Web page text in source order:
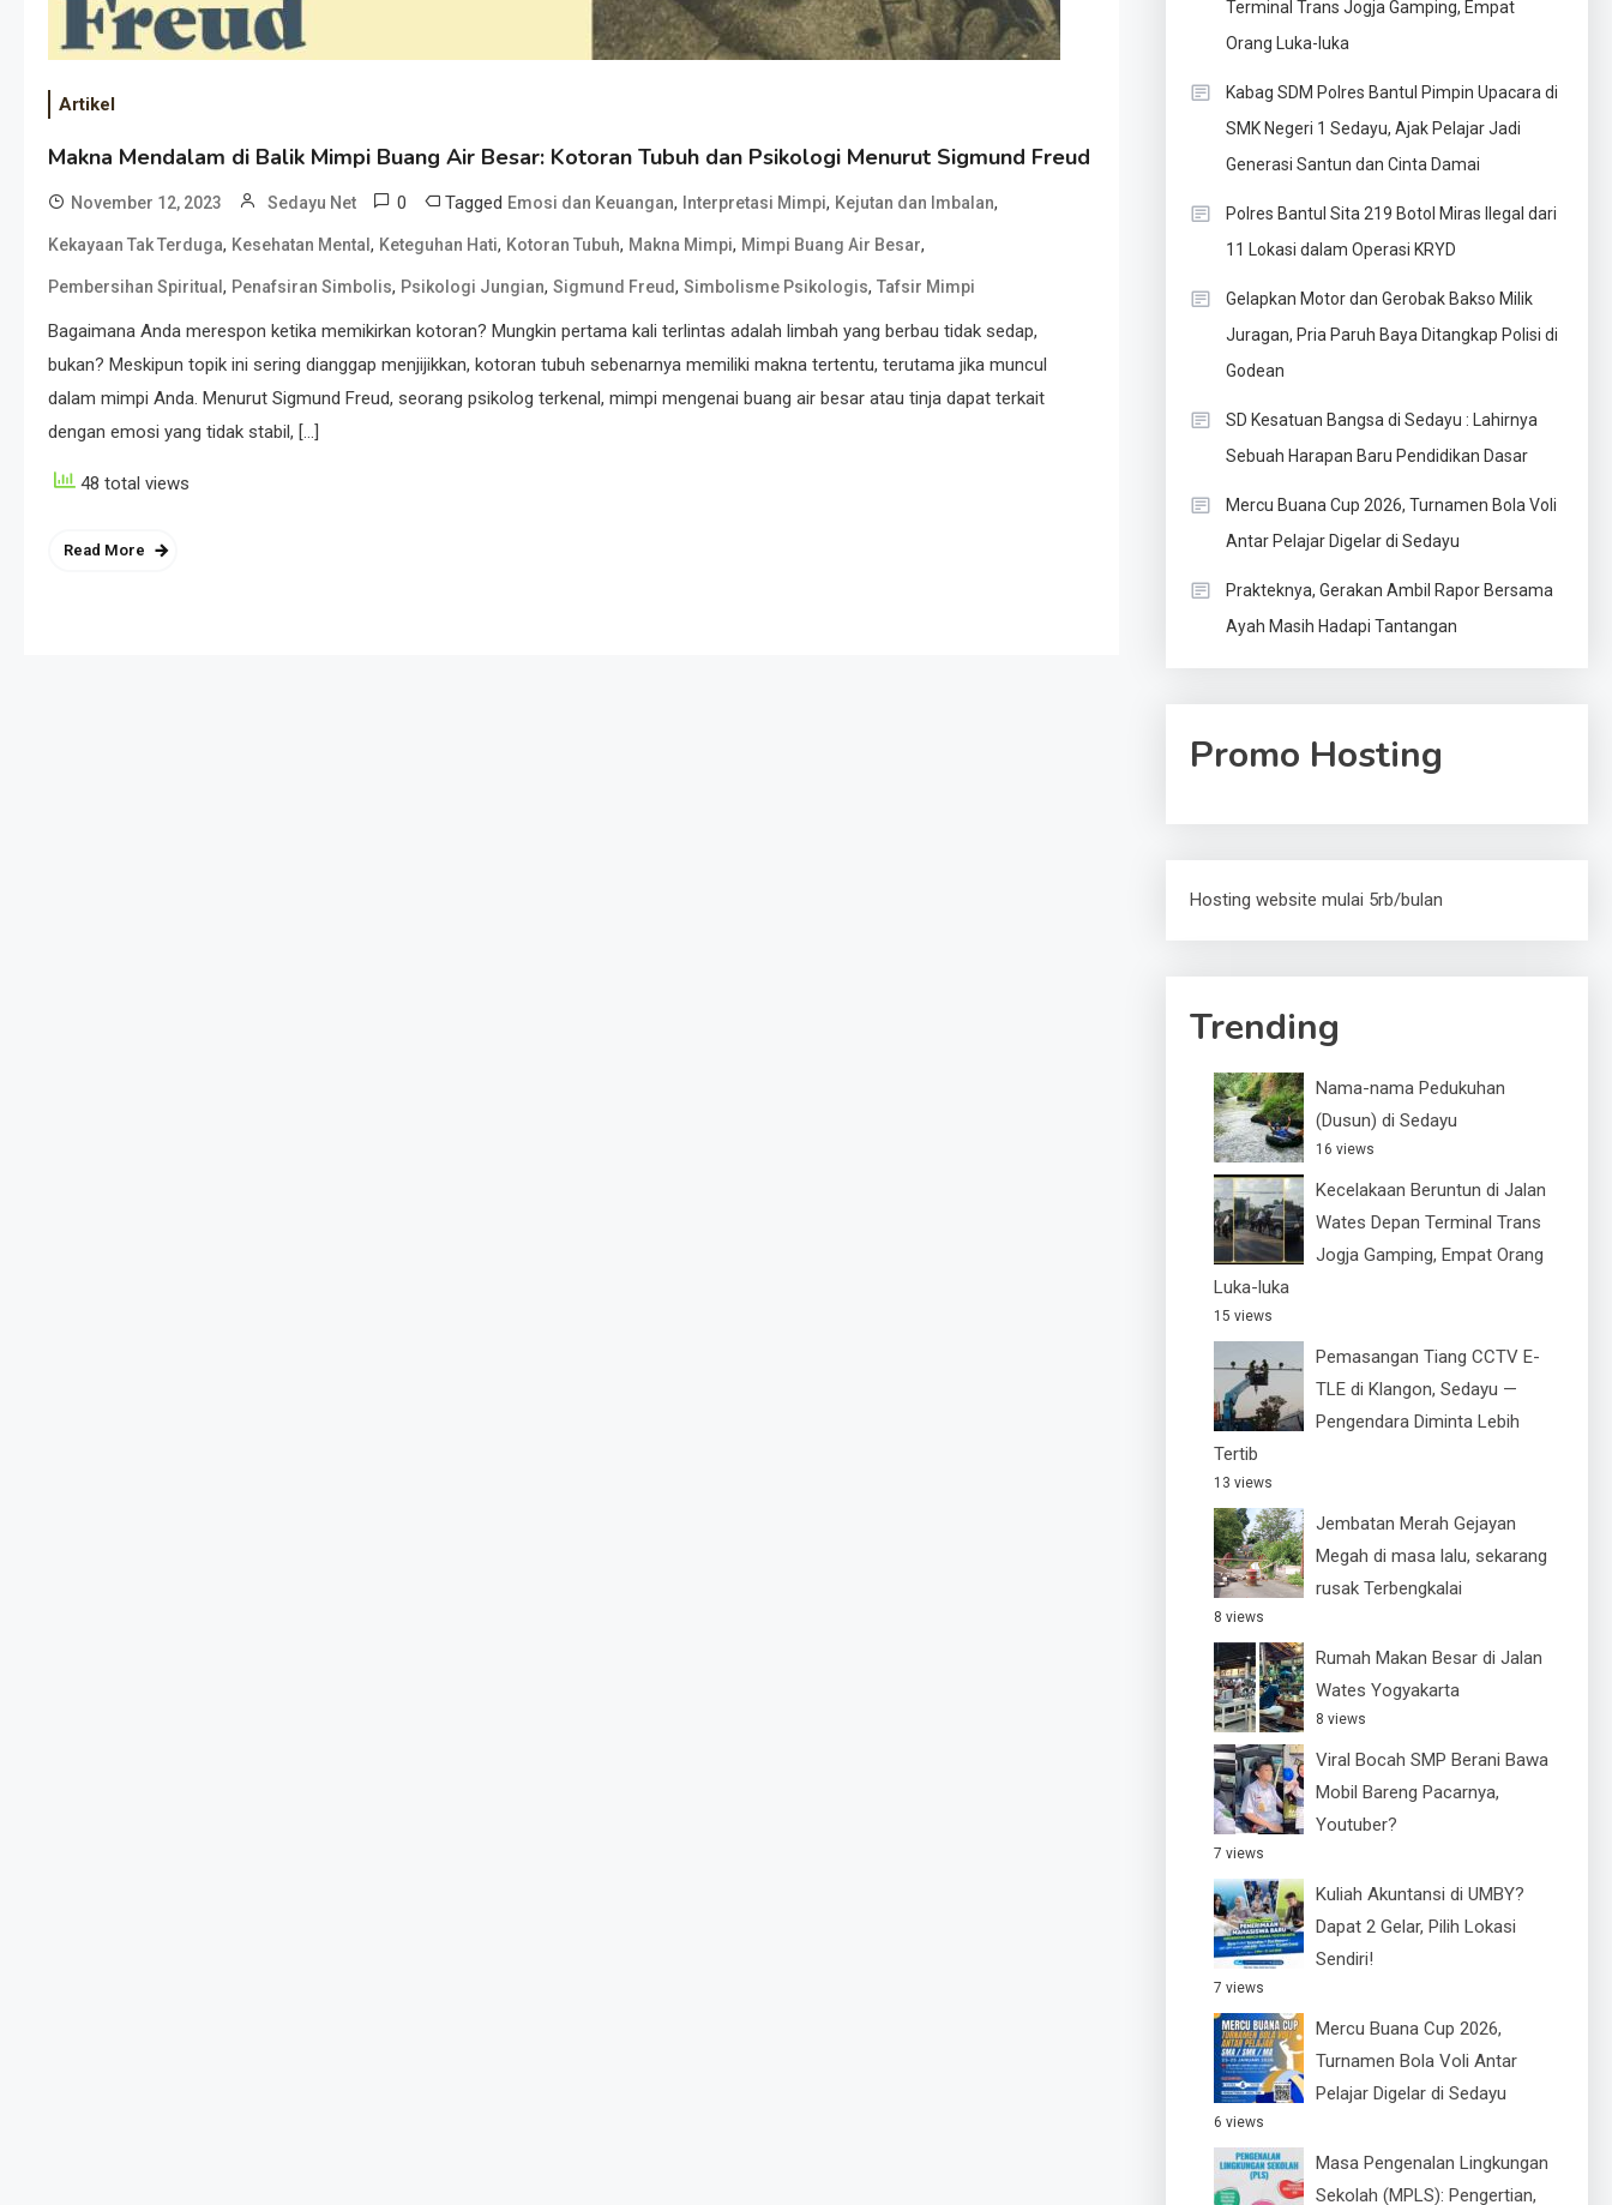
Artikel
Makna Mendalam di Balik Mimpi Buang Air Besar: Kotoran Tubuh dan Psikologi Menurut Sigmund Freud
November 12, 2023 Sedayu Net 0 Tagged Emosi dan Keuangan, Interpretasi Mimpi, Kejutan dan Imbalan,
Kekayaan Tak Terduga, Kesehatan Mental , Keteguhan Hati, Kotoran Tubuh, Makna Mimpi, Mimpi Buang Air Besar,
Pembersihan Spiritual , Penafsiran Simbolis, Psikologi Jungian, Sigmund Freud, Simbolisme Psikologis, Tafsir Mimpi
Bagaimana Anda merespon ketika memikirkan kotoran? Mungkin pertama kali terlintas adalah limbah yang berbau tidak sedap,
bukan? Meskipun topik ini sering dianggap menjijikkan, kotoran tubuh sebenarnya memiliki makna tertentu, terutama jika muncul
dalam mimpi Anda. Menurut Sigmund Freud, seorang psikolog terkenal, mimpi mengenai buang air besar atau tinja dapat terkait
dengan emosi yang tidak stabil, […]
48 total views
Read More
Terminal Trans Jogja Gamping, Empat
Orang Luka-luka
Kabag SDM Polres Bantul Pimpin Upacara di
SMK Negeri 1 Sedayu, Ajak Pelajar Jadi
Generasi Santun dan Cinta Damai
Polres Bantul Sita 219 Botol Miras Ilegal dari
11 Lokasi dalam Operasi KRYD
Gelapkan Motor dan Gerobak Bakso Milik
Juragan, Pria Paruh Baya Ditangkap Polisi di
Godean
SD Kesatuan Bangsa di Sedayu : Lahirnya
Sebuah Harapan Baru Pendidikan Dasar
Mercu Buana Cup 2026, Turnamen Bola Voli
Antar Pelajar Digelar di Sedayu
Prakteknya, Gerakan Ambil Rapor Bersama
Ayah Masih Hadapi Tantangan
Promo Hosting
Hosting website mulai 5rb/bulan
Trending
Nama-nama Pedukuhan
(Dusun) di Sedayu
16 views
Kecelakaan Beruntun di Jalan
Wates Depan Terminal Trans
Jogja Gamping, Empat Orang
Luka-luka
15 views
Pemasangan Tiang CCTV E-
TLE di Klangon, Sedayu —
Pengendara Diminta Lebih
Tertib
13 views
Jembatan Merah Gejayan
Megah di masa lalu, sekarang
rusak Terbengkalai
8 views
Rumah Makan Besar di Jalan
Wates Yogyakarta
8 views
Viral Bocah SMP Berani Bawa
Mobil Bareng Pacarnya,
Youtuber?
7 views
Kuliah Akuntansi di UMBY?
Dapat 2 Gelar, Pilih Lokasi
Sendiri!
7 views
Mercu Buana Cup 2026,
Turnamen Bola Voli Antar
Pelajar Digelar di Sedayu
6 views
Masa Pengenalan Lingkungan
Sekolah (MPLS): Pengertian,